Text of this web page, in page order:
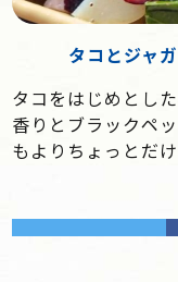
タコとジャ
タコをはじめとし
香りとブラックペ
もよりちょっとだ